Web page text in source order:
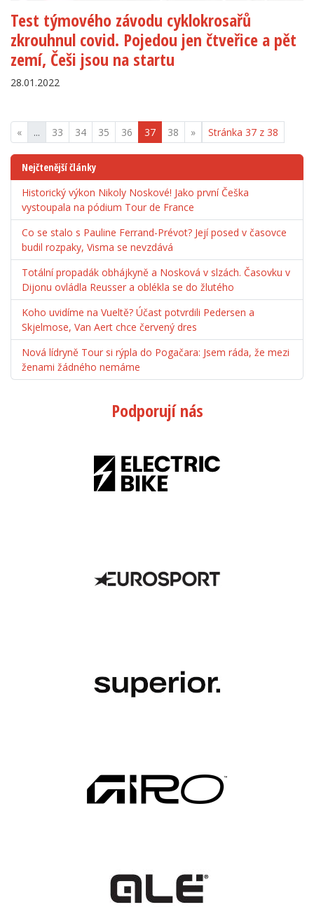
Test týmového závodu cyklokrosařů
zkrouhnul covid. Pojedou jen čtveřice a pět
zemí, Češi jsou na startu
28.01.2022
« ... 33 34 35 36 37 38 » Stránka 37 z 38
Nejčtenější články
Historický výkon Nikoly Noskové! Jako první Češka
vystoupala na pódium Tour de France
Co se stalo s Pauline Ferrand-Prévot? Její posed v časovce
budil rozpaky, Visma se nevzdává
Totální propadák obhájkyně a Nosková v slzách. Časovku v
Dijonu ovládla Reusser a oblékla se do žlutého
Koho uvidíme na Vueltě? Účast potvrdili Pedersen a
Skjelmose, Van Aert chce červený dres
Nová lídryně Tour si rýpla do Pogačara: Jsem ráda, že mezi
ženami žádného nemáme
Podporují nás